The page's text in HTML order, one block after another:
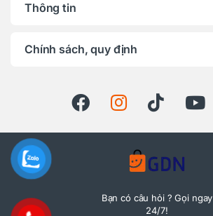
Thông tin
Chính sách, quy định
Bạn có câu hỏi ? Gọi ngay
24/7!